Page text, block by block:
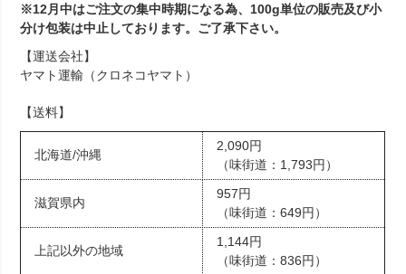
※12月中はご注文の集中時期になる為、100g単位の販売及び小
分け包装は中止しております。ご了承下さい。
【運送会社】
ヤマト運輸（クロネコヤマト）
【送料】
北海道/沖縄
2,090円
（味街道：1,793円）
滋賀県内
957円
（味街道：649円）
上記以外の地域
1,144円
（味街道：836円）